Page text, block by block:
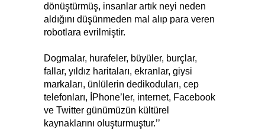
dönüştürmüş, insanlar artık neyi neden
aldığını düşünmeden mal alıp para veren
robotlara evrilmiştir.
Dogmalar, hurafeler, büyüler, burçlar,
fallar, yıldız haritaları, ekranlar, giysi
markaları, ünlülerin dedikoduları, cep
telefonları, İPhone’ler, internet, Facebook
ve Twitter günümüzün kültürel
kaynaklarını oluşturmuştur.’’